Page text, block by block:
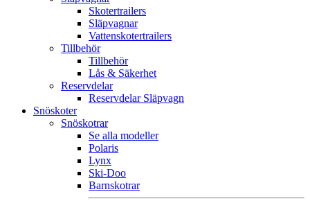
Skotertrailers
Släpvagnar
Vattenskotertrailers
Tillbehör
Tillbehör
Lås & Säkerhet
Reservdelar
Reservdelar Släpvagn
Snöskoter
Snöskotrar
Se alla modeller
Polaris
Lynx
Ski-Doo
Barnskotrar